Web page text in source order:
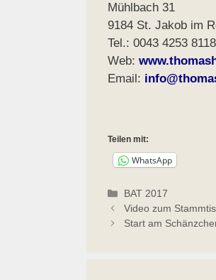
Mühlbach 31
9184 St. Jakob im
Tel.: 0043 4253 8118
Web:
Email:
Teilen mit:
WhatsApp
Kategorien
BAT 2017
Video zum
Start am